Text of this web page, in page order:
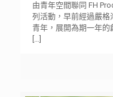
由青年空間聯同 FH
列活動，早前經過嚴格
青年，展開為期一年的
[…]